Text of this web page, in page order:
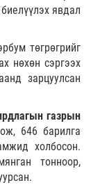
явдал
төгрөгрийг
нөхөн сэргээх
зарцуулсан
газрын
646 барилга
холбосон.
тонноор,